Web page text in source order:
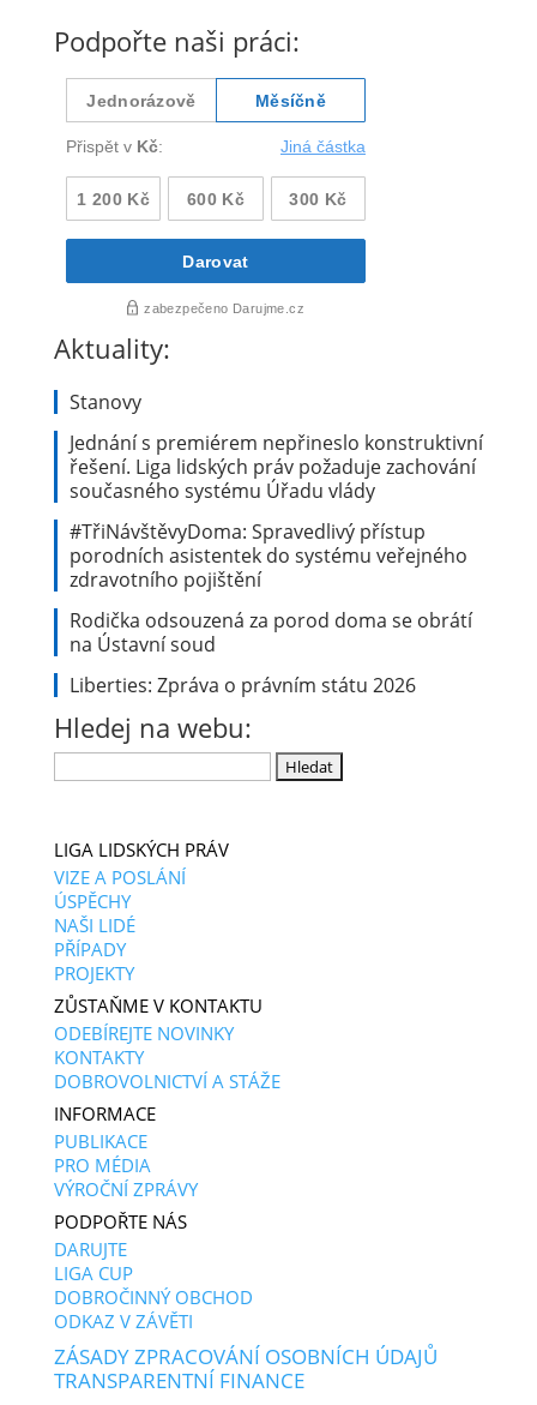
Podpořte naši práci:
Aktuality:
Stanovy
Jednání s premiérem nepřineslo konstruktivní
řešení. Liga lidských práv požaduje zachování
současného systému Úřadu vlády
#TřiNávštěvyDoma: Spravedlivý přístup
porodních asistentek do systému veřejného
zdravotního pojištění
Rodička odsouzená za porod doma se obrátí
na Ústavní soud
Liberties: Zpráva o právním státu 2026
Hledej na webu:
Vyhledávání
LIGA LIDSKÝCH PRÁV
VIZE A POSLÁNÍ
ÚSPĚCHY
NAŠI LIDÉ
PŘÍPADY
PROJEKTY
ZŮSTAŇME V KONTAKTU
ODEBÍREJTE NOVINKY
KONTAKTY
DOBROVOLNICTVÍ A STÁŽE
INFORMACE
PUBLIKACE
PRO MÉDIA
VÝROČNÍ ZPRÁVY
PODPOŘTE NÁS
DARUJTE
LIGA CUP
DOBROČINNÝ OBCHOD
ODKAZ V ZÁVĚTI
ZÁSADY ZPRACOVÁNÍ OSOBNÍCH ÚDAJŮ
TRANSPARENTNÍ FINANCE